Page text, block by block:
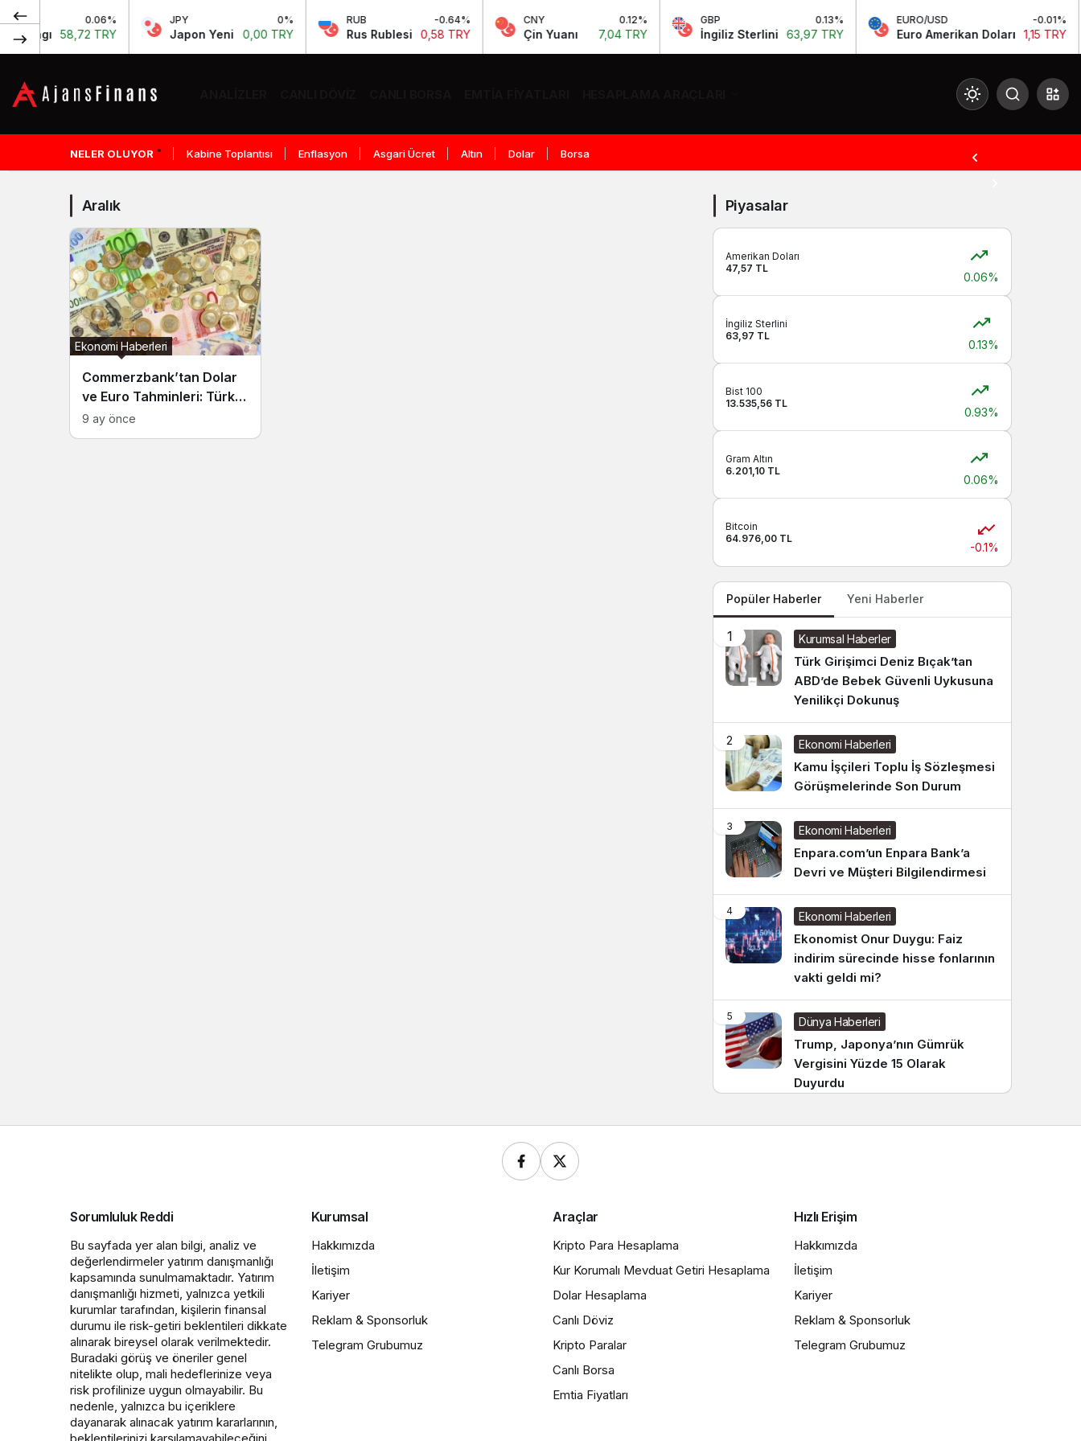
0.06%
58,72 TRY
JPY
Japon Yeni 0,00 TRY
RUB -0.64%
Rus Rublesi 0,58 TRY
CNY 0.12%
Çin Yuanı 7,04 TRY
GBP 0.13%
İngiliz Sterlini 63,97 TRY
EURO/USD -0.01%
Euro Amerikan Doları 1,15 TRY
Haberleri
Mod
Gündüz modunu seçin.
Gece modunu seçin.
Sistem modunu seçin.
NELER OLUYOR Kabine Toplantısı Enflasyon Asgari Ücret Altın Dolar Borsa
Aralık
Commerzbank’tan Dolar
ve Euro Tahminleri: Türk
Lirası’ndaki Değer Kaybı
Sürecek
Ekonomi Haberleri
9 ay önce
Piyasalar
Amerikan Doları
47,57 TL
0.06%
İngiliz Sterlini
63,97 TL
0.13%
Bist 100
13.535,56 TL
0.93%
Gram Altın
6.201,10 TL
0.06%
Bitcoin
64.976,00 TL
-0.1%
Popüler Haberler Yeni Haberler
1 Kurumsal Haberler
Türk Girişimci Deniz Bıçak’tan
ABD’de Bebek Güvenli Uykusuna
Yenilikçi Dokunuş
2 Ekonomi Haberleri
Kamu İşçileri Toplu İş Sözleşmesi
Görüşmelerinde Son Durum
3 Ekonomi Haberleri
Enpara.com’un Enpara Bank’a
Devri ve Müşteri Bilgilendirmesi
4 Ekonomi Haberleri
Ekonomist Onur Duygu: Faiz
indirim sürecinde hisse fonlarının
vakti geldi mi?
5 Dünya Haberleri
Trump, Japonya’nın Gümrük
Vergisini Yüzde 15 Olarak
Duyurdu
Sorumluluk Reddi
Bu sayfada yer alan bilgi, analiz ve
değerlendirmeler yatırım danışmanlığı
kapsamında sunulmamaktadır. Yatırım
danışmanlığı hizmeti, yalnızca yetkili
kurumlar tarafından, kişilerin finansal
durumu ile risk-getiri beklentileri dikkate
alınarak bireysel olarak verilmektedir.
Buradaki görüş ve öneriler genel
nitelikte olup, mali hedeflerinize veya
risk profilinize uygun olmayabilir. Bu
nedenle, yalnızca bu içeriklere
dayanarak alınacak yatırım kararlarının,
Kurumsal
Hakkımızda
İletişim
Kariyer
Reklam & Sponsorluk
Telegram Grubumuz
Araçlar
Kripto Para Hesaplama
Kur Korumalı Mevduat Getiri Hesaplama
Dolar Hesaplama
Canlı Döviz
Kripto Paralar
Canlı Borsa
Emtia Fiyatları
Hızlı Erişim
Hakkımızda
İletişim
Kariyer
Reklam & Sponsorluk
Telegram Grubumuz